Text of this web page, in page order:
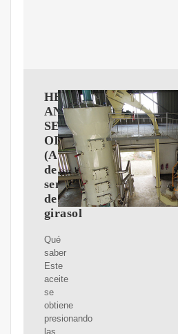
HELIANTHUS
ANNUUS
SEED
OIL
(Aceite
de
semilla
de
girasol
Qué
saber
Este
aceite
se
obtiene
presionando
las